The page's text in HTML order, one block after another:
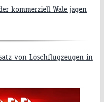
kommerziell Wale jagen
von Löschflugzeugen in